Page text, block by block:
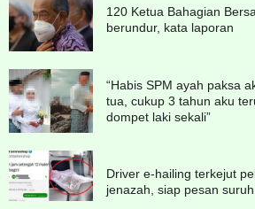
120 Ketua Bahagian
berundur, kata laporan
“Habis SPM ayah paksa
tua, cukup 3 tahun aku
dompet laki sekali”
Driver e-hailing terkejut
jenazah, siap pesan